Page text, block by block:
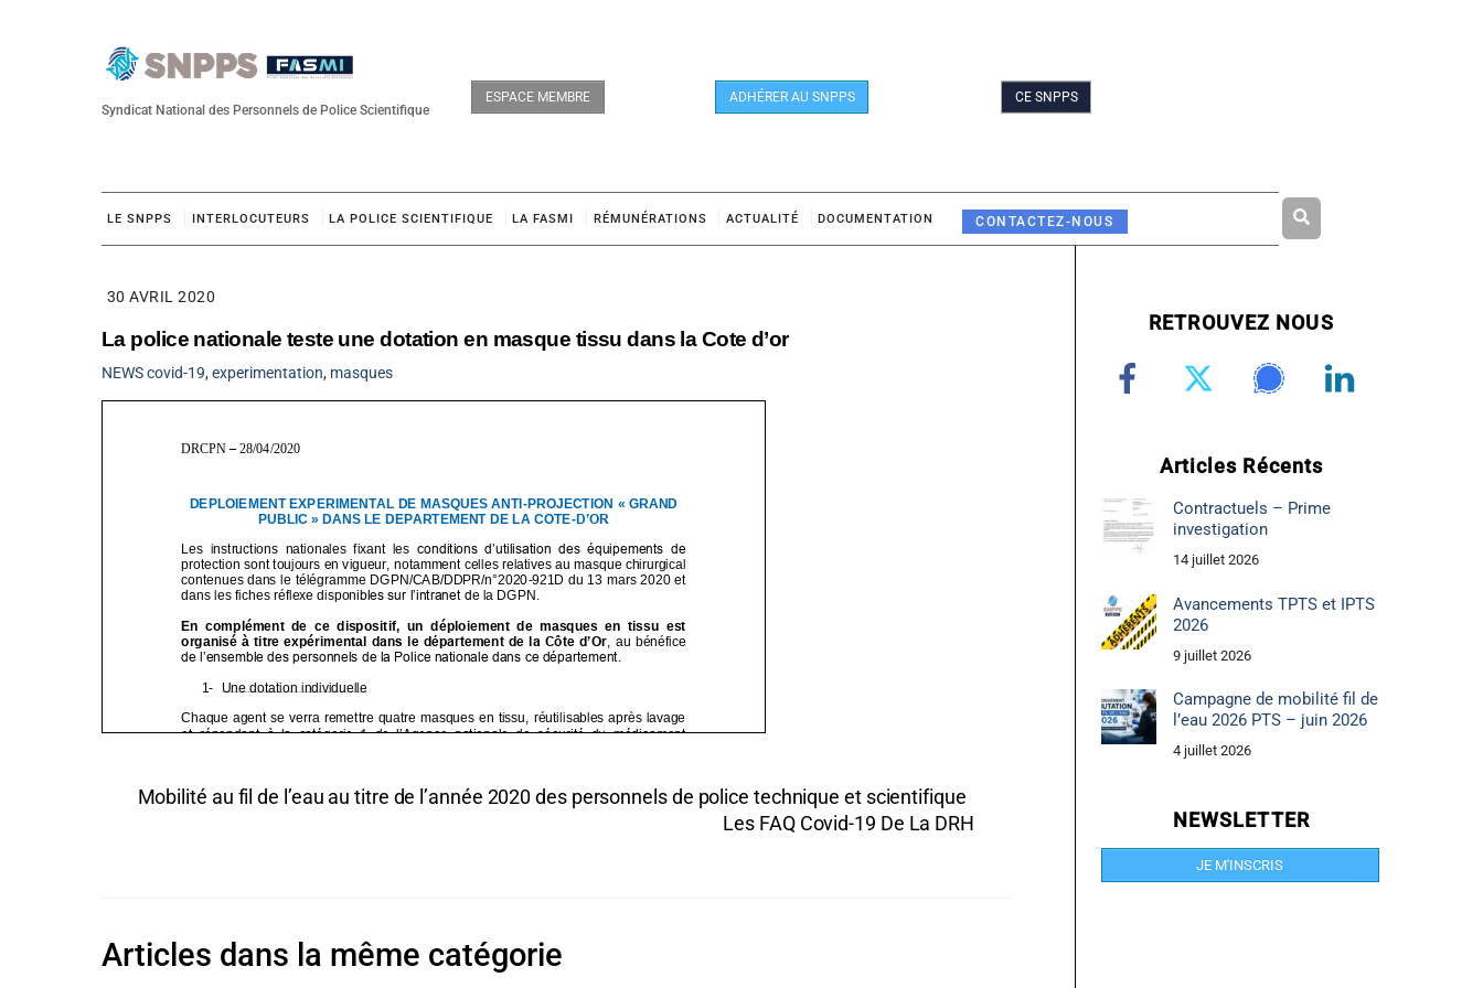
Syndicat National des Personnels de Police Scientifique
LE SNPPS INTERLOCUTEURS LA POLICE SCIENTIFIQUE LA FASMI RÉMUNÉRATIONS ACTUALITÉ DOCUMENTATION CONTACTEZ-NOUS
ESPACE MEMBRE ADHÉRER AU SNPPS CE SNPPS
30 AVRIL 2020
La police nationale teste une dotation en masque tissu dans la Cote d’or
NEWScovid-19,experimentation, masques
Mobilité au fil de l’eau au titre de l’année 2020 des personnels de police technique et scientifique
Les FAQ Covid-19 De La DRH
Articles dans la même catégorie
RETROUVEZ NOUS
Articles Récents
Contractuels – Prime
investigation
14 juillet 2026
Avancements TPTS et IPTS
2026
9 juillet 2026
Campagne de mobilité fil de
l’eau 2026 PTS – juin 2026
4 juillet 2026
NEWSLETTER
JE M'INSCRIS